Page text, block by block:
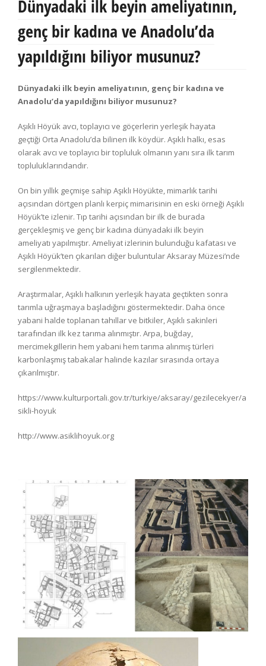
Dünyadaki ilk beyin ameliyatının,
genç bir kadına ve Anadolu’da
yapıldığını biliyor musunuz?
Dünyadaki ilk beyin ameliyatının, genç bir kadına ve
Anadolu’da yapıldığını biliyor musunuz?
Aşıklı Höyük avcı, toplayıcı ve göçerlerin yerleşik hayata
geçtiği Orta Anadolu’da bilinen ilk köydür. Aşıklı halkı, esas
olarak avcı ve toplayıcı bir topluluk olmanın yanı sıra ilk tarım
topluluklarındandır.
On bin yıllık geçmişe sahip Aşıklı Höyükte, mimarlık tarihi
açısından dörtgen planlı kerpiç mimarisinin en eski örneği Aşıklı
Höyük’te izlenir. Tıp tarihi açısından bir ilk de burada
gerçekleşmiş ve genç bir kadına dünyadaki ilk beyin
ameliyatı yapılmıştır. Ameliyat izlerinin bulunduğu kafatası ve
Aşıklı Höyük’ten çıkarılan diğer buluntular Aksaray Müzesi’nde
sergilenmektedir.
Araştırmalar, Aşıklı halkının yerleşik hayata geçtikten sonra
tarımla uğraşmaya başladığını göstermektedir. Daha önce
yabani halde toplanan tahıllar ve bitkiler, Aşıklı sakinleri
tarafından ilk kez tarıma alınmıştır. Arpa, buğday,
mercimekgillerin hem yabani hem tarıma alınmış türleri
karbonlaşmış tabakalar halinde kazılar sırasında ortaya
çıkarılmıştır.
https://www.kulturportali.gov.tr/turkiye/aksaray/gezilecekyer/a
sikli-hoyuk
http://www.asiklihoyuk.org